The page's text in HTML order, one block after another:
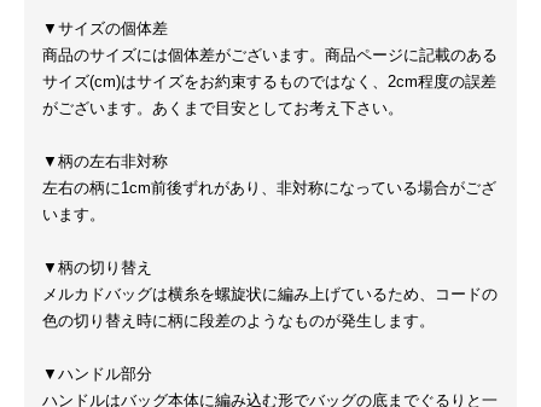
▼サイズの個体差
商品のサイズには個体差がございます。商品ページに記載のある
サイズ(cm)はサイズをお約束するものではなく、2cm程度の誤差
がございます。あくまで目安としてお考え下さい。
▼柄の左右非対称
左右の柄に1cm前後ずれがあり、非対称になっている場合がござ
います。
▼柄の切り替え
メルカドバッグは横糸を螺旋状に編み上げているため、コードの
色の切り替え時に柄に段差のようなものが発生します。
▼ハンドル部分
ハンドルはバッグ本体に編み込む形でバッグの底までぐるりと一